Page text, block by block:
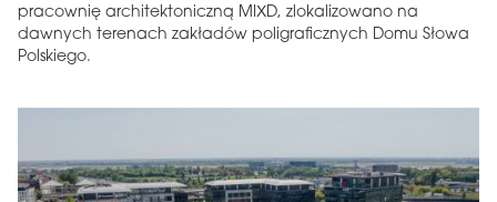
pracownię architektoniczną MIXD, zlokalizowano na
dawnych terenach zakładów poligraficznych Domu Słowa
Polskiego.